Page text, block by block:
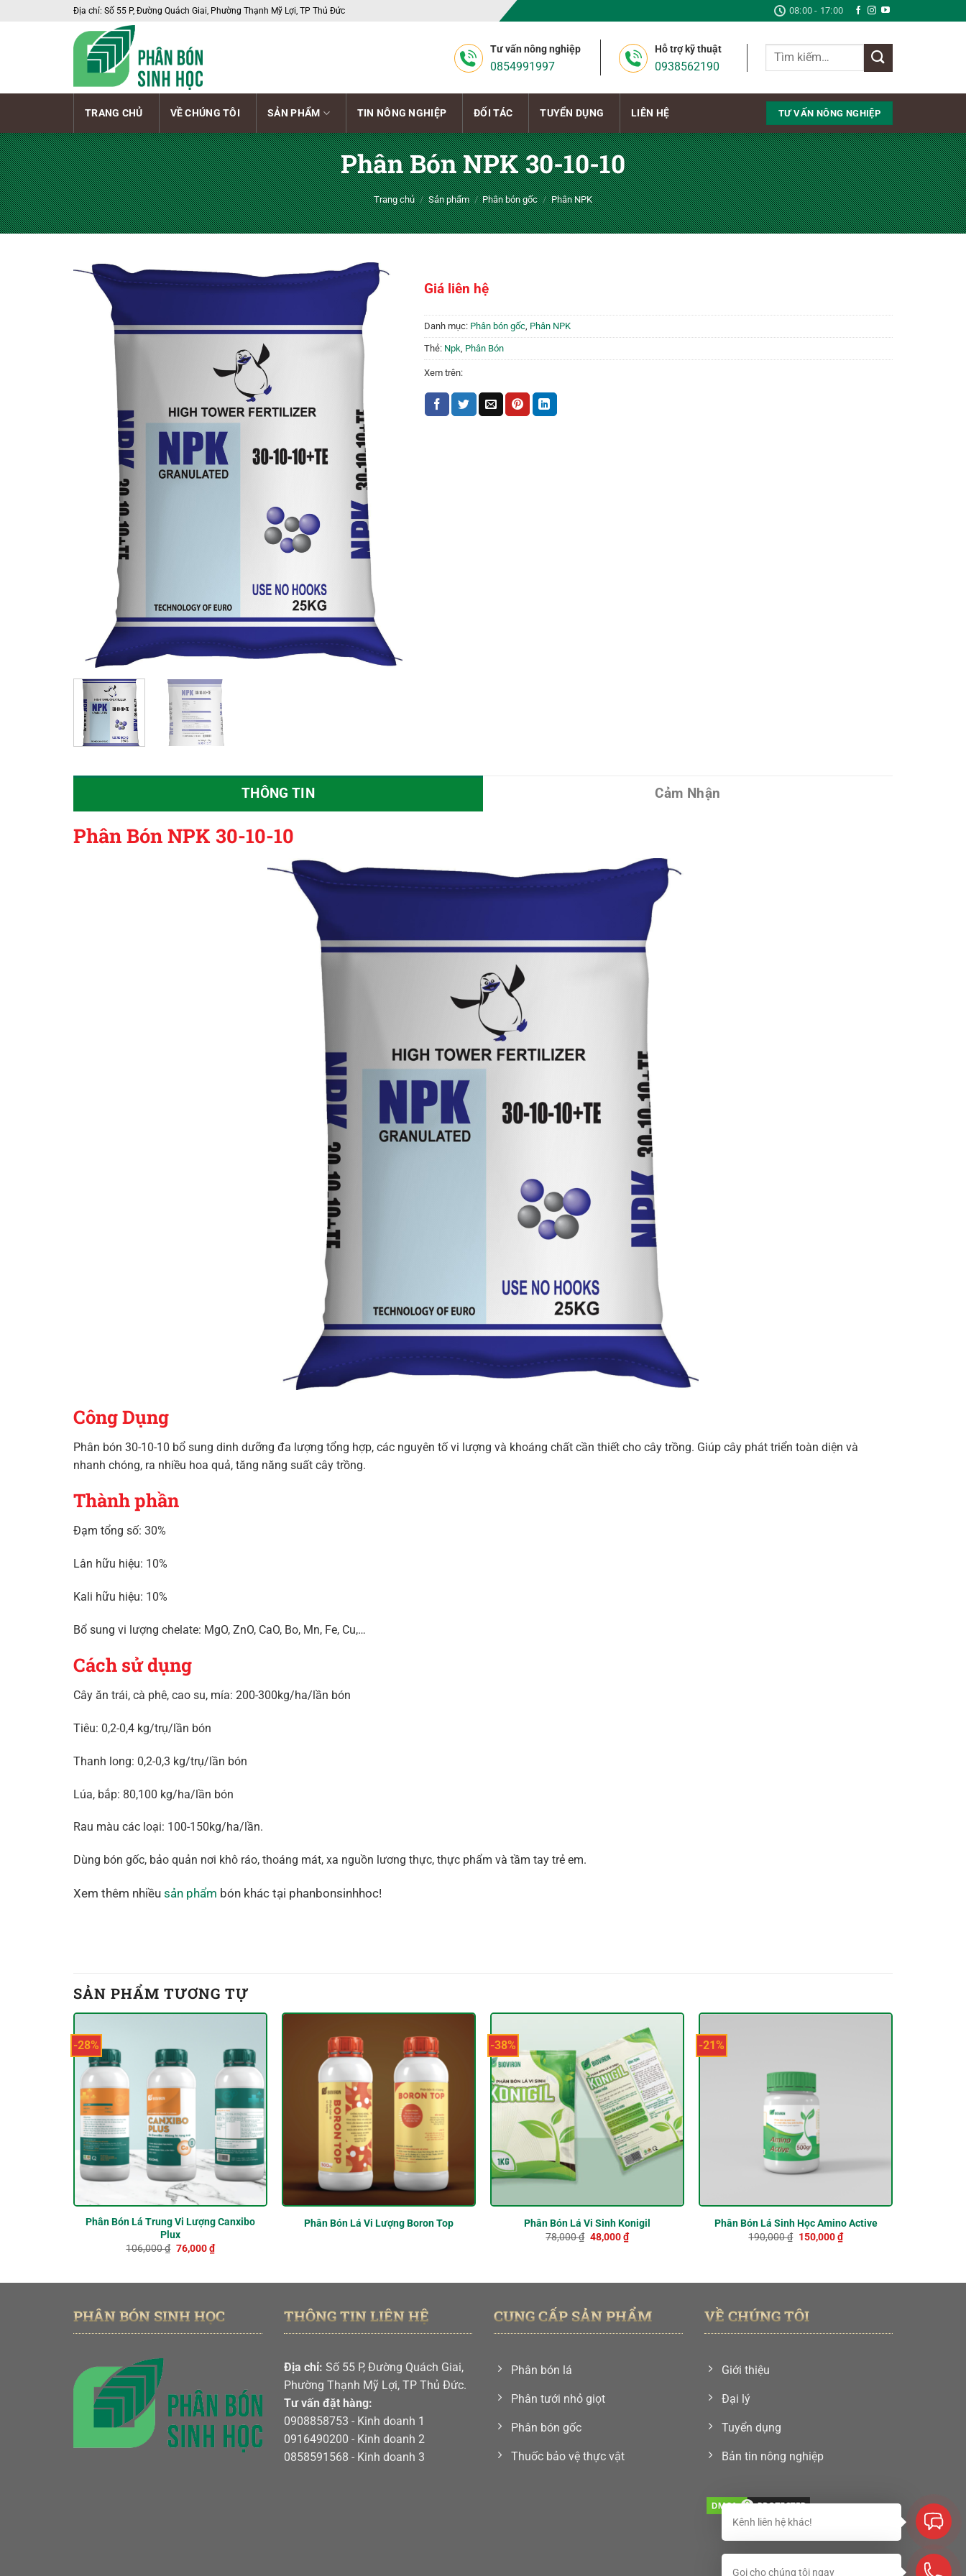
Địa chỉ: Số 55 P, Đường Quách Giai, Phường Thạnh Mỹ Lợi, TP Thủ Đức 08:00 - 17:00
Tư vấn nông nghiệp
0854991997
Hỗ trợ kỹ thuật
0938562190
Tìm
kiếm:
TRANG CHỦ VỀ CHÚNG TÔI SẢN PHẨM TIN NÔNG NGHIỆP ĐỐI TÁC TUYỂN DỤNG LIÊN HỆ TƯ VẤN NÔNG NGHIỆP
Phân Bón NPK 30-10-10
Trang chủ / Sản phẩm / Phân bón gốc / Phân NPK
Giá liên hệ
Danh mục: Phân bón gốc, Phân NPK
Thẻ: Npk Phân Bón
Xem trên:
THÔNG TIN Cảm Nhận
Phân Bón NPK 30-10-10
Công Dụng
Phân bón 30-10-10 bổ sung dinh dưỡng đa lượng tổng hợp, các nguyên tố vi lượng và khoáng chất cần thiết cho cây trồng. Giúp cây phát triển toàn diện và
nhanh chóng, ra nhiều hoa quả, tăng năng suất cây trồng.
Thành phần
Đạm tổng số: 30%
Lân hữu hiệu: 10%
Kali hữu hiệu: 10%
Bổ sung vi lượng chelate: MgO, ZnO, CaO, Bo, Mn, Fe, Cu,…
Cách sử dụng
Cây ăn trái, cà phê, cao su, mía: 200-300kg/ha/lần bón
Tiêu: 0,2-0,4 kg/trụ/lần bón
Thanh long: 0,2-0,3 kg/trụ/lần bón
Lúa, bắp: 80,100 kg/ha/lần bón
Rau màu các loại: 100-150kg/ha/lần.
Dùng bón gốc, bảo quản nơi khô ráo, thoáng mát, xa nguồn lương thực, thực phẩm và tầm tay trẻ em.
Xem thêm nhiều sản phẩm bón khác tại phanbonsinhhoc!
SẢN PHẨM TƯƠNG TỰ
-28%
Phân Bón Lá Trung Vi Lượng Canxibo
Plux
106,000₫ Giá
76,000₫Giá
hiện
Phân Bón Lá Vi Lượng Boron Top
-38%
Phân Bón Lá Vi Sinh Konigil
78,000₫ Giá
48,000₫Giá
hiện
-21%
Phân Bón Lá Sinh Học Amino Active
190,000₫ Giá
150,000₫Giá
hiện
PHÂN BÓN SINH HỌC THÔNG TIN LIÊN HỆ
Địa chỉ: Số 55 P, Đường Quách Giai,
Phường Thạnh Mỹ Lợi, TP Thủ Đức.
Tư vấn đặt hàng:
0908858753 - Kinh doanh 1
0916490200 - Kinh doanh 2
0858591568 - Kinh doanh 3
CUNG CẤP SẢN PHẨM
Phân bón lá
Phân tưới nhỏ giọt
Phân bón gốc
Thuốc bảo vệ thực vật
VỀ CHÚNG TÔI
Giới thiệu
Đại lý
Tuyển dụng
Bản tin nông nghiệp
Kênh liên hệ khác!
Gọi cho chúng tôi ngay